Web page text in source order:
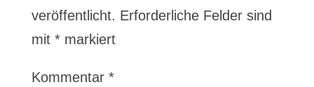
veröffentlicht. Erforderliche Felder sind
mit *markiert
Kommentar *